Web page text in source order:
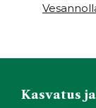
Kasvatus